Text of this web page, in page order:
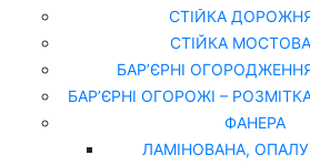
СТІЙКА
СТІЙКА
БАР’ЄРНІ
БАР’ЄРНІ ОГОРОЖІ –
ФАНЕРА
ЛАМІНОВАНА,